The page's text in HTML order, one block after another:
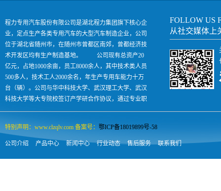
程力专用汽车股份有限公司是湖北程力集团旗下核心企
业，定点生产各类专用汽车的大型汽车制造企业，公司
位于湖北省随州市，在随州市曾都区南郊，曾都经济技
术开发区均有生产制造基地。 公司现有总资产20
亿元，占地1000余亩，员工8000余人，其中技术类人员
500多人，技术工人2000余名，年生产专用车能力十万
台（辆）。公司与华中科技大学、武汉理工大学、武汉
科技大学等大专院校签订产学研合作协议，通过专业职
业技术培训每年向社会输出各类汽车人才500余人，是
FOLLOW US
从社交媒体上
特别声明：www.clzqlv.com 备案号： 鄂ICP备18019899号-58
公司介绍 产品中心 新闻中心 行业动态 售后服务 联系我们